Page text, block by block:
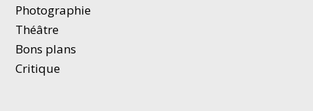
Photographie
Théâtre
Bons plans
Critique